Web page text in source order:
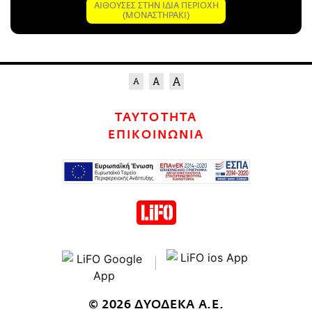
ΑΙΘΟΥΣΕΣ ΣΤΗΝ ΙΔΙΑ ΠΕΡΙΟΧΗ
(ΜΟΝΑΣΤΗΡΑΚΙ)
ΤΑΥΤΟΤΗΤΑ
ΕΠΙΚΟΙΝΩΝΙΑ
© 2026 ΔΥΟΔΕΚΑ Α.Ε.